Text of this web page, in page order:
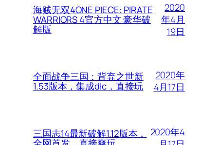
海贼无双4ONE PIECE: PIRATE
WARRIORS 4官方中文 豪华破
解版
2020
年4月
19日
全面战争三国：背弃之世新
1.53版本，集成dlc，直接玩
2020年
4月17日
三国志14最新破解1.12版本，
2020年4